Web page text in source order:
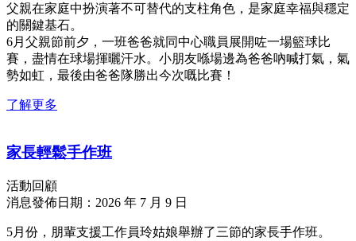
父親在家庭中扮演著不可替代的支柱角色，是家庭幸福與穩定
的關鍵基石。
6月父親節前夕，一班爸爸就同中心職員展開咗一場籃球比
賽，盡情在球場揮曬汗水。小朋友喺場邊為爸爸吶喊打氣，氣
勢如虹，最後由爸爸隊勝出今次嘅比賽！
了解更多
家長輕鬆手作班
活動回顧
消息發佈日期：2026 年 7 月 9 日
5月份，朋輩支援工作員玲姑娘舉辦了三節的家長手作班。